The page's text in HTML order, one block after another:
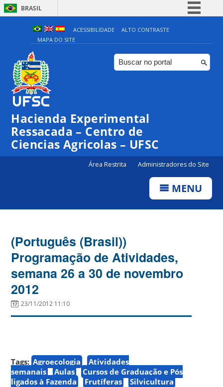
BRASIL
Simplifique!
Comunica BR
Participe
ACESSIBILIDADE
ALTO CONTRASTE
MAPA DO SITE
Hacienda Experimental
Ressacada – Centro de
Ciencias Agricolas – UFSC
Área Restrita Administradores do Site
MENU
(Português (Brasil))
Programação de Atividades,
semana 26 a 30 de novembro
2012
23/11/2012 11:10
Tags: Agroecologia
Atividades
semanais
Aulas
Cursos de Graduação e Pós
ligados à Fazenda
Frutíferas Silvicultura